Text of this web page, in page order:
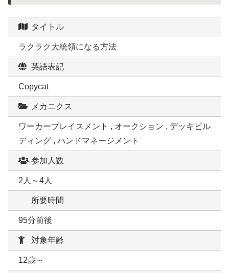
タイトル
ラクラク大統領になる方法
英語表記
Copycat
メカニクス
ワーカープレイスメント , オークション , デッキビル
ディング , ハンドマネージメント
参加人数
2人～4人
所要時間
95分前後
対象年齢
12歳～